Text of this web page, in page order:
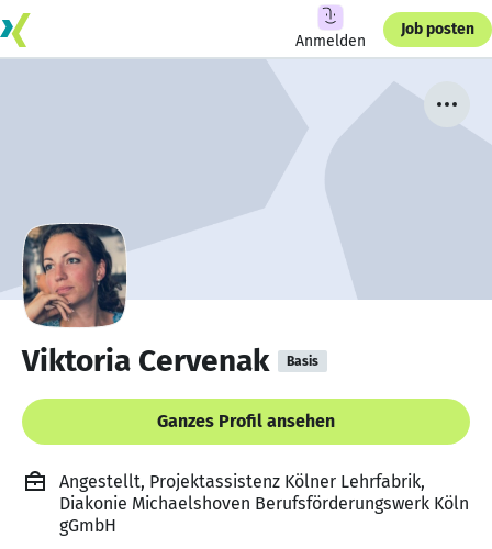
Anmelden
Job posten
Viktoria Cervenak Basis
Ganzes Profil ansehen
Angestellt, Projektassistenz Kölner Lehrfabrik,
Diakonie Michaelshoven Berufsförderungswerk Köln
gGmbH